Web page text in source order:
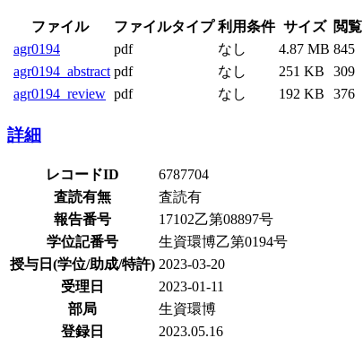
ファイル ファイルタイプ 利用条件 サイズ 閲
agr0194
pdf なし 4.87 MB 845
agr0194_abstract pdf なし 251 KB 309
agr0194_review pdf なし 192 KB 376
詳細
レコードID
6787704
査読有無
査読有
報告番号
17102乙第08897号
学位記番号
生資環博乙第0194号
授与日(学位/助成/特許) 2023-03-20
受理日
2023-01-11
部局
生資環博
登録日
2023.05.16